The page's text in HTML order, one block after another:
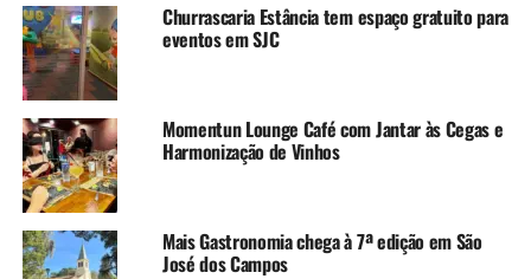
Churrascaria Estância tem espaço gratuito para
eventos em SJC
Momentun Lounge Café com Jantar às Cegas e
Harmonização de Vinhos
Mais Gastronomia chega à 7ª edição em São
José dos Campos